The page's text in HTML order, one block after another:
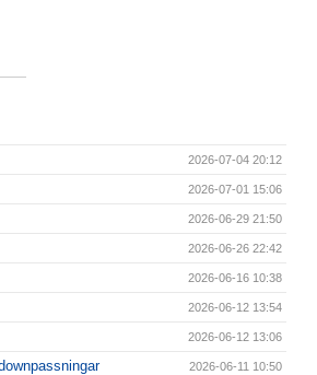
2026-07-04 20:12
2026-07-01 15:06
2026-06-29 21:50
2026-06-26 22:42
2026-06-16 10:38
2026-06-12 13:54
2026-06-12 13:06
2026-06-11 10:50